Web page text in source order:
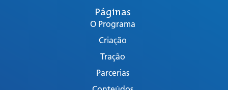
Páginas
O Programa
Criação
Tração
Parcerias